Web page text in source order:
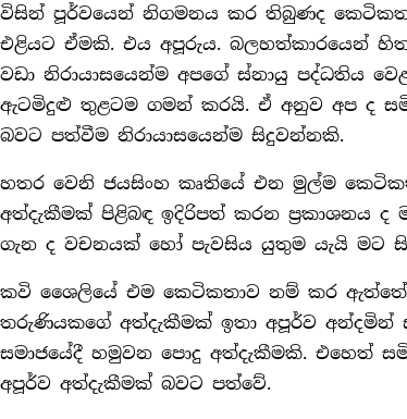
විසින් පූර්වයෙන් නිගමනය කර තිබුණද
එළියට ඒමකි. එය අපූරුය. බලහත්කාරයෙන්
වඩා නිරායාසයෙන්ම අපගේ ස්නායු පද්ධතිය
ඇටමිදුළු තුළටම ගමන් කරයි. ඒ අනුව අප ද
බවට පත්වීම නිරායාසයෙන්ම සිදුවන්නකි.
හතර වෙනි ජයසිංහ කෘතියේ එන මුල්ම
අත්දැකීමක් පිළිබඳ ඉදිරිපත් කරන ප‍්‍රකාශනය
ගැන ද වචනයක් හෝ පැවසිය යුතුම යැයි මට
කවි ශෛලියේ එම කෙටිකතාව නම් කර ඇත්තේ
තරුණියකගේ අත්දැකීමක් ඉතා අපූර්ව
සමාජයේදී හමුවන පොදු අත්දැකීමකි. එහෙත්
අපූර්ව අත්දැකීමක් බවට පත්වේ.